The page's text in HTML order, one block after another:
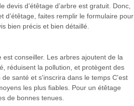
d’étêtage d’arbre est gratuit. Donc,
d’étêtage, faites remplir le formulaire pour
bien précis et bien détaillé.
conseiller. Les arbres ajoutent de la
réduisent la pollution, et protègent des
santé et s'inscrira dans le temps C'est
les plus fiables. Pour un étêtage
de bonnes tenues.